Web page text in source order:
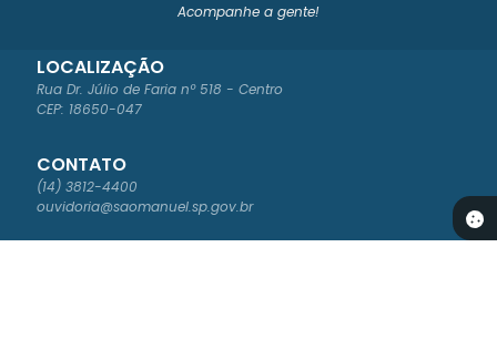
Acompanhe a gente!
LOCALIZAÇÃO
Rua Dr. Júlio de Faria nº 518 - Centro
CEP: 18650-047
CONTATO
(14) 3812-4400
ouvidoria@saomanuel.sp.gov.br